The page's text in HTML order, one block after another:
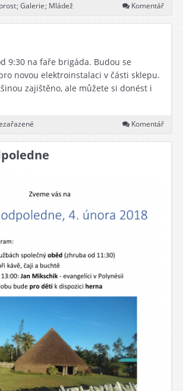
;Galerie; Mládež Komentář
9:30 na faře brigáda. Budou se
novou elektroinstalaci v části sklepu.
zajištěno, ale můžete si donést i
Komentář